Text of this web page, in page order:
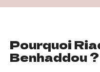
Pourquoi
Benhaddou ?